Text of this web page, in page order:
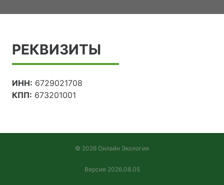
РЕКВИЗИТЫ
ИНН: 6729021708
КПП: 673201001
© 2026 Онлайн Экология
Версия 2026.08.05